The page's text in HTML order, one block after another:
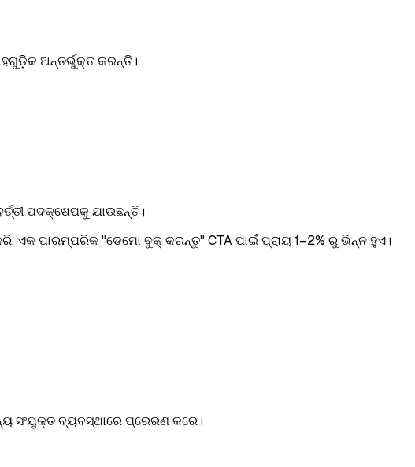
ଅନ୍ତର୍ଭୁକ୍ତ କରନ୍ତି।
ପଦକ୍ଷେପକୁ ଯାଉଛନ୍ତି।
ଏକ ପାରମ୍ପରିକ "ଡେମୋ ବୁକ୍ କରନ୍ତୁ" CTA ପାଇଁ ପ୍ରାୟ 1–2% ରୁ ଭିନ୍ନ ହୁଏ।
ସଂଯୁକ୍ତ ବ୍ୟବସ୍ଥାରେ ପ୍ରେରଣ କରେ।